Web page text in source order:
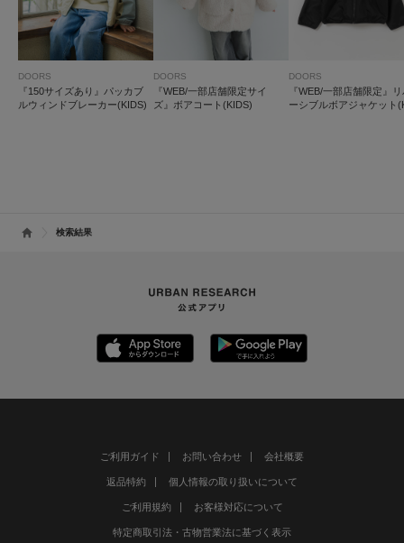
DOORS
『150サイズあり』パッカブ
ルウィンドブレーカー(KIDS)
DOORS
『WEB/一部店舗限定サイ
ズ』ボアコート(KIDS)
DOORS
『WEB/一部店舗限定』
ーシブルボアジャケット
検索結果
ご利用ガイド お問い合わせ 会社概要
返品特約 個人情報の取り扱いについて
ご利用規約 お客様対応について
特定商取引法・古物営業法に基づく表示